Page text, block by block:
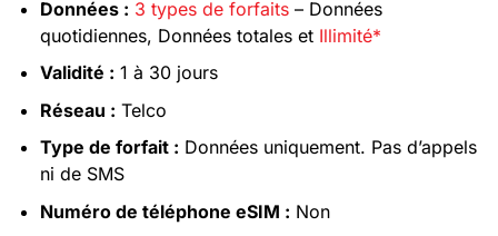
Données : 3 types de forfaits– Données
quotidiennes, Données totales et Illimité*
Validité : 1 à 30 jours
Réseau : Telco
Type de forfait : Données uniquement. Pas d’appels
ni de SMS
Numéro de téléphone eSIM : Non